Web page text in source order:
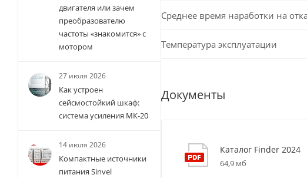
Среднее время наработки на
Температура эксплуатации
Документы
Каталог Finder 2024
64,9 мб
двигателя или зачем
преобразователю
частоты «знакомится» с
мотором
27 июля 2026
Как устроен
сейсмостойкий шкаф:
система усиления МК-20
14 июля 2026
Компактные источники
питания Sinvel